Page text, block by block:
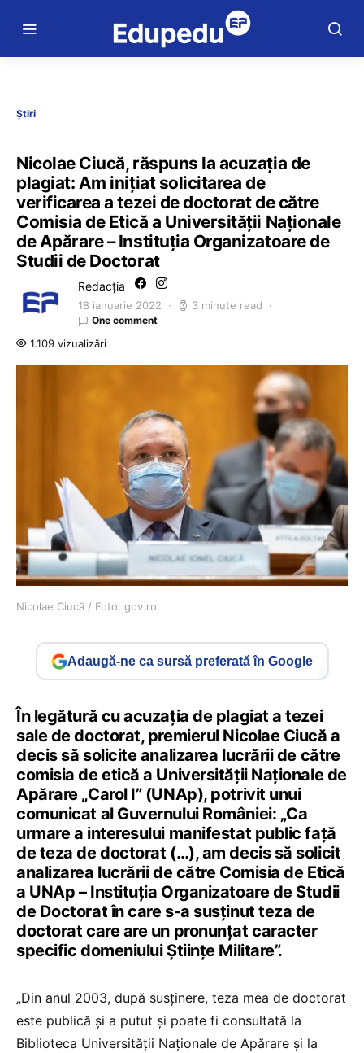
Știri
Nicolae Ciucă, răspuns la acuzația de
plagiat: Am inițiat solicitarea de
verificarea a tezei de doctorat de către
Comisia de Etică a Universității Naționale
de Apărare – Instituția Organizatoare de
Studii de Doctorat
Redacția
18 ianuarie 2022 3 minute read
One comment
1.109 vizualizări
Nicolae Ciucă / Foto: gov.ro
Adaugă-ne ca sursă preferată în Google
În legătură cu acuzația de plagiat a tezei
sale de doctorat, premierul Nicolae Ciucă a
decis să solicite analizarea lucrării de către
comisia de etică a Universității Naționale de
Apărare „Carol I” (UNAp), potrivit unui
comunicat al Guvernului României: „Ca
urmare a interesului manifestat public față
de teza de doctorat (…),am decis să solicit
analizarea lucrării de către Comisia de Etică
a UNAp – Instituția Organizatoare de Studii
de Doctorat în care s-a susținut teza de
doctorat care are un pronunțat caracter
specific domeniului Științe Militare”.
„Din anul 2003, după susținere, teza mea de doctorat
este publică și a putut și poate fi consultată la
Biblioteca Universității Naționale de Apărare și la